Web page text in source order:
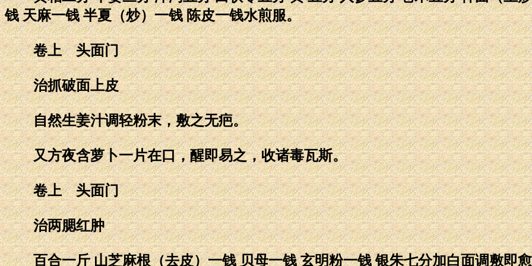
钱 天麻一钱 半夏（炒）一钱 陈皮一钱水煎服。
卷上 头面门
治抓破面上皮
自然生姜汁调轻粉末，敷之无疤。
又方夜含萝卜一片在口，醒即易之，收诸毒瓦斯。
卷上 头面门
治两腮红肿
百合一斤 山芝麻根（去皮）一钱 贝母一钱 玄明粉一钱 银朱七分加白面调敷即